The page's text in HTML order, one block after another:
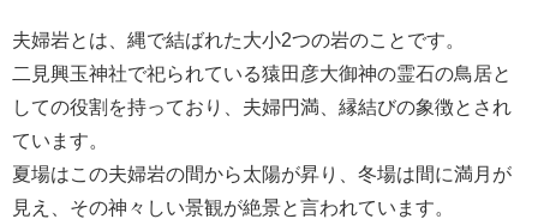
夫婦岩とは、縄で結ばれた大小2つの岩のことです。
二見興玉神社で祀られている猿田彦大御神の霊石の鳥居と
しての役割を持っており、夫婦円満、縁結びの象徴とされ
ています。
夏場はこの夫婦岩の間から太陽が昇り、冬場は間に満月が
見え、その神々しい景観が絶景と言われています。